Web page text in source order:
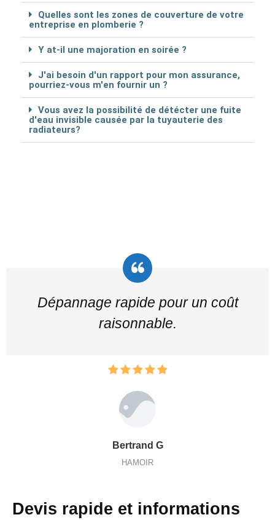
Quelles sont les zones de couverture de votre
entreprise en plomberie ?
Y at-il une majoration en soirée ?
J'ai besoin d'un rapport pour mon assurance,
pourriez-vous m'en fournir un ?
Vous avez la possibilité de détécter une fuite
d'eau invisible causée par la tuyauterie des
radiateurs?
Dépannage rapide pour un coût
raisonnable.
Bertrand G
HAMOIR
Devis rapide et informations